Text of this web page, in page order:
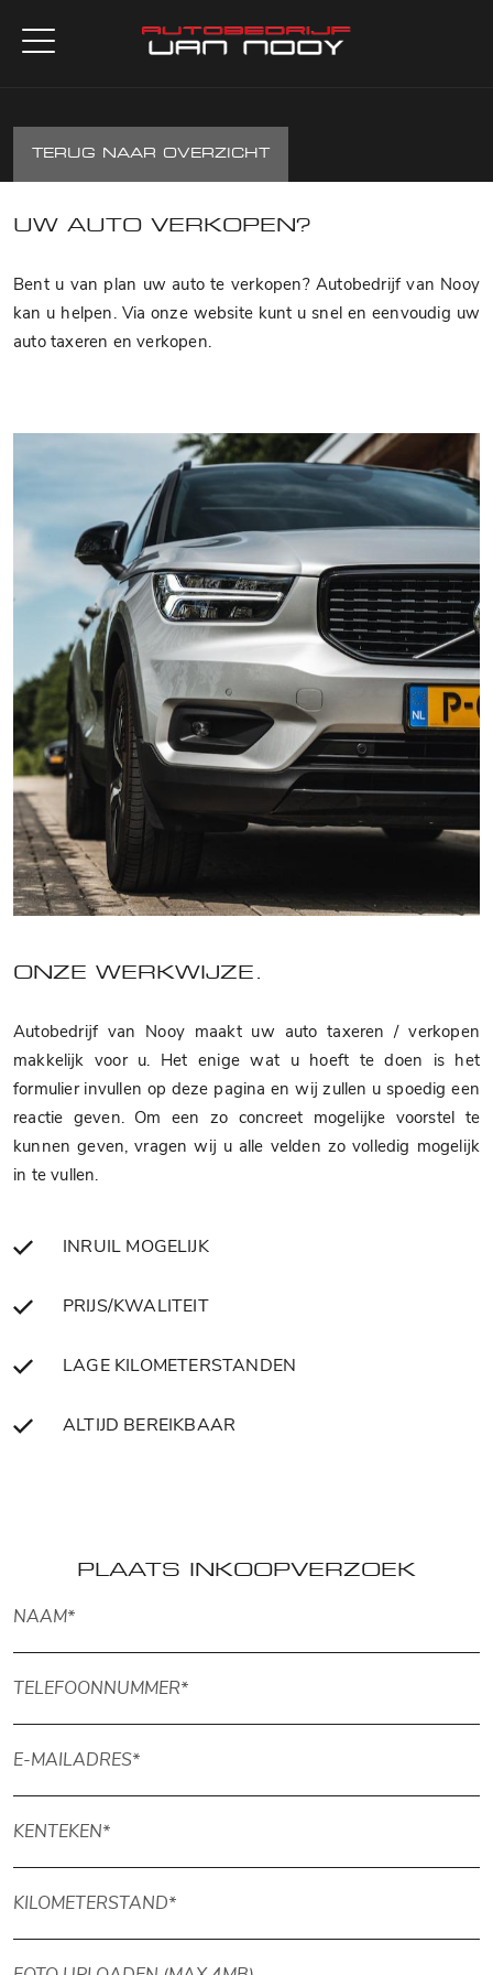
TERUG NAAR OVERZICHT
UW AUTO VERKOPEN?
Bent u van plan uw auto te verkopen? Autobedrijf van Nooy
kan u helpen. Via onze website kunt u snel en eenvoudig uw
auto taxeren en verkopen.
ONZE WERKWIJZE.
Autobedrijf van Nooy maakt uw auto taxeren / verkopen
makkelijk voor u. Het enige wat u hoeft te doen is het
formulier invullen op deze pagina en wij zullen u spoedig een
reactie geven. Om een zo concreet mogelijke voorstel te
kunnen geven, vragen wij u alle velden zo volledig mogelijk
in te vullen.
INRUIL MOGELIJK
PRIJS/KWALITEIT
LAGE KILOMETERSTANDEN
ALTIJD BEREIKBAAR
PLAATS INKOOPVERZOEK